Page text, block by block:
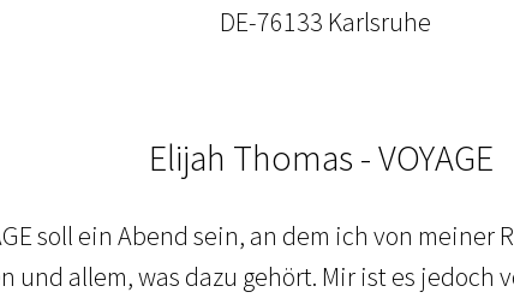
DE-76133 Karlsruhe
Elijah Thomas - VOYAGE
soll ein Abend sein, an dem ich von
und allem, was dazu gehört. Mir ist es jedoch